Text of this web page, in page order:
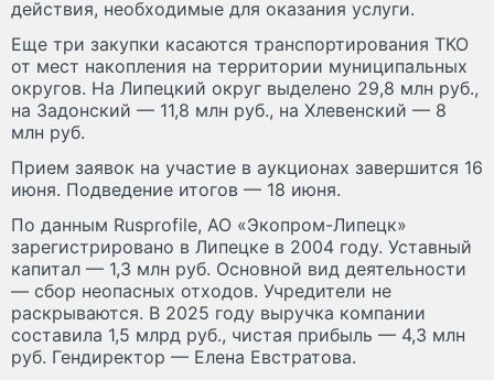
действия, необходимые для оказания услуги.
Еще три закупки касаются транспортирования ТКО
от мест накопления на территории муниципальных
округов. На Липецкий округ выделено 29,8 млн руб.,
на Задонский — 11,8 млн руб., на Хлевенский — 8
млн руб.
Прием заявок на участие в аукционах завершится 16
июня. Подведение итогов — 18 июня.
По данным Rusprofile, АО «Экопром-Липецк»
зарегистрировано в Липецке в 2004 году. Уставный
капитал — 1,3 млн руб. Основной вид деятельности
— сбор неопасных отходов. Учредители не
раскрываются. В 2025 году выручка компании
составила 1,5 млрд руб., чистая прибыль — 4,3 млн
руб. Гендиректор — Елена Евстратова.